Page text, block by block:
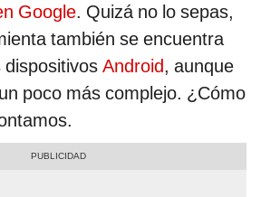
Google. Quizá no lo sepas,
también se encuentra
dispositivos Android, aunque
poco más complejo. ¿Cómo